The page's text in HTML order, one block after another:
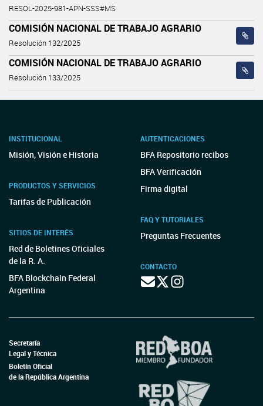
RESOL-2025-981-APN-SSS#MS
COMISIÓN NACIONAL DE TRABAJO AGRARIO
Resolución 132/2025
COMISIÓN NACIONAL DE TRABAJO AGRARIO
Resolución 133/2025
INSTITUCIONAL
Misión, Visión e Historia
PRODUCTOS Y SERVICIOS
Tarifas de Publicación
SITIOS DE INTERÉS
Red de Boletines Oficiales
de la R. A.
BFA Blockchain Federal
Argentina
AUTENTICACIONES
BFA Repositorio recibos
BFA Verificación
Firma digital
FAQ Y TUTORIALES
Preguntas Frecuentes
CONTACTO
Secretaría
Legal y Técnica
Boletín Oficial
de la República Argentina